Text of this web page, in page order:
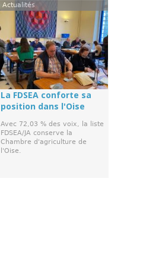
Actualités
La FDSEA conforte sa
position dans l'Oise
Avec 72,03 % des voix, la liste
FDSEA/JA conserve la
Chambre d'agriculture de
l'Oise.